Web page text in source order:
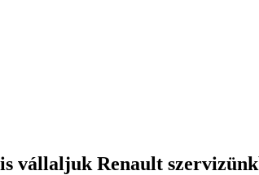
vállaljuk Renault